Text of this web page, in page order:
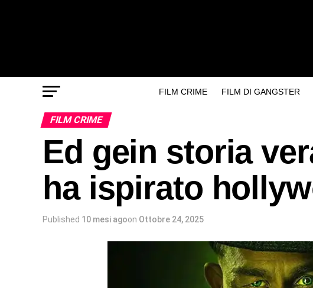
FILM CRIME FILM DI GANGSTER
FILM CRIME
Ed gein storia
ha ispirato
Published 10 mesi agoon Ottobre 24, 2025